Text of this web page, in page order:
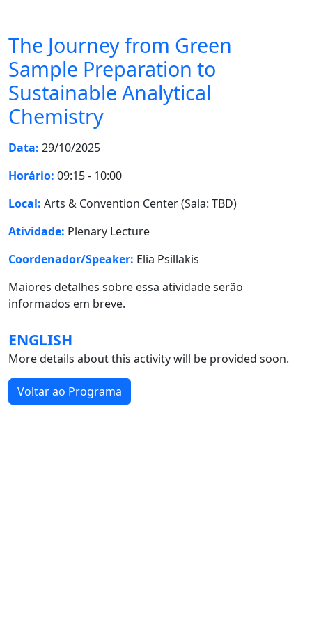
The Journey from Green
Sample Preparation to
Sustainable Analytical
Chemistry
Data: 29/10/2025
Horário: 09:15 - 10:00
Local: Arts & Convention Center (Sala: TBD)
Atividade: Plenary Lecture
Coordenador/Speaker: Elia Psillakis
Maiores detalhes sobre essa atividade serão
informados em breve.
ENGLISH
More details about this activity will be provided soon.
Voltar ao Programa